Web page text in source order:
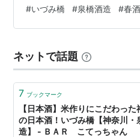
かお邪魔しています。 この蔵
酒米の自家栽培。蔵のすぐ脇
前には直営の居酒屋『サケと
運営しています。ドメーヌス
#いづみ橋 #泉橋酒造 #春酒
ネットで話題
7 ブックマーク
【日本酒】米作りにこだわった
の日本酒！いづみ橋【神奈川・
造】 - ＢＡＲ こてっちゃん